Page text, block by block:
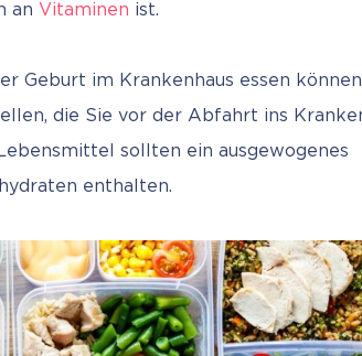
an Vitaminen ist.
Geburt im Krankenhaus essen
die Sie vor der Abfahrt ins
sollten ein ausgewogenes
enthalten.